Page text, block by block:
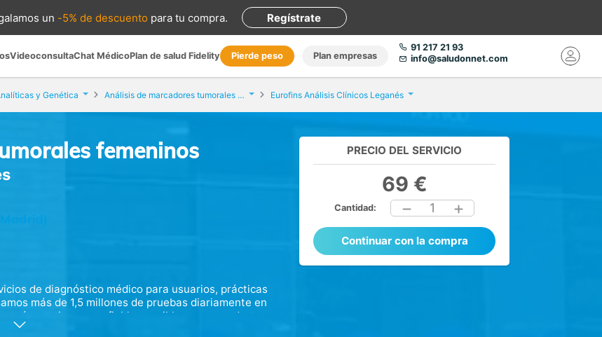
un -5% de descuento para tu compra. Regístrate
VideoconsultaChat MédicoPlan de salud Fidelity Pierde peso Plan empresas
91 217 21 93
info@saludonnet.com
y Genética Análisis de marcadores tumorales femeninos Eurofins Análisis Clínicos Leganés
femeninos
de diagnóstico médico para usuarios, prácticas
más de 1,5 millones de pruebas diariamente en
más precisos y confiables posibles para ayudarte a
tecnología de diagnóstico de última generación para
PRECIO DEL SERVICIO
69 €
Cantidad: 1
Continuar con la compra